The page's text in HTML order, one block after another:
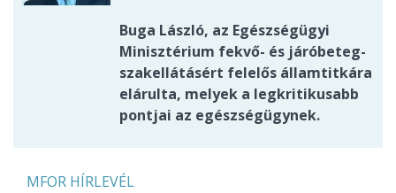
Buga László, az Egészségügyi
Minisztérium fekvő- és járóbeteg-
szakellátásért felelős államtitkára
elárulta, melyek a legkritikusabb
pontjai az egészségügynek.
MFOR HÍRLEVÉL